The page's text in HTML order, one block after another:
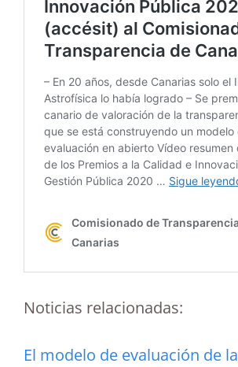
Noticias relacionadas:
El modelo de evaluación de la